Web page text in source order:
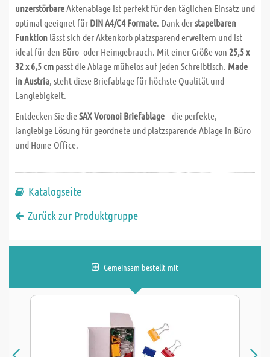
unzerstörbareAktenablage ist perfekt für den täglichen Einsatz und
optimal geeignet für DIN A4/C4 Formate. Dank derstapelbaren
Funktion lässt sich der Aktenkorb platzsparend erweitern und ist
ideal für den Büro- oder Heimgebrauch. Mit einer Größe von 25,5 x
32 x 6,5 cm passt die Ablage mühelos auf jeden Schreibtisch. Made
in Austria, steht diese Briefablage für höchste Qualität und
Langlebigkeit.
Entdecken Sie dieSAX Voronoi Briefablage– die perfekte,
langlebige Lösung für geordnete und platzsparende Ablage in Büro
und Home-Office.
Katalogseite
Zurück zur Produktgruppe
Gemeinsam bestellt mit